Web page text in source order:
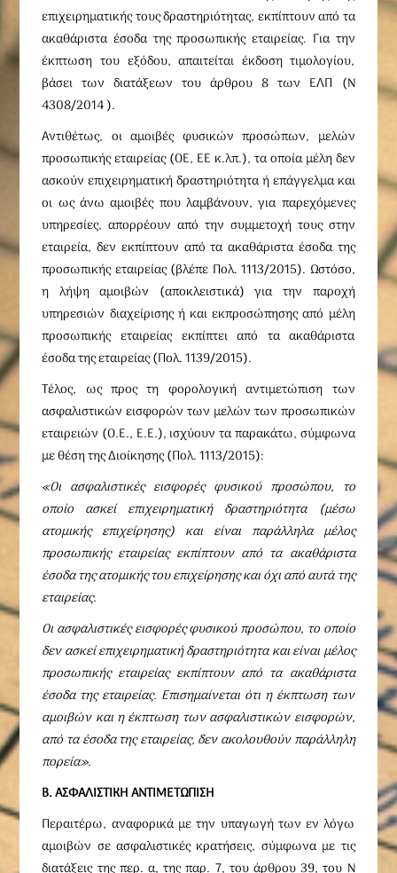
επιχειρηματικής τους δραστηριότητας, εκπίπτουν από τα
ακαθάριστα έσοδα της προσωπικής εταιρείας. Για την
έκπτωση του εξόδου, απαιτείται έκδοση τιμολογίου,
βάσει των διατάξεων του άρθρου 8 των ΕΛΠ (Ν
4308/2014 ).
Αντιθέτως, οι αμοιβές φυσικών προσώπων, μελών
προσωπικής εταιρείας (ΟΕ, ΕΕ κ.λπ.), τα οποία μέλη δεν
ασκούν επιχειρηματική δραστηριότητα ή επάγγελμα και
οι ως άνω αμοιβές που λαμβάνουν, για παρεχόμενες
υπηρεσίες, απορρέουν από την συμμετοχή τους στην
εταιρεία, δεν εκπίπτουν από τα ακαθάριστα έσοδα της
προσωπικής εταιρείας (βλέπε Πολ. 1113/2015). Ωστόσο,
η λήψη αμοιβών (αποκλειστικά) για την παροχή
υπηρεσιών διαχείρισης ή και εκπροσώπησης από μέλη
προσωπικής εταιρείας εκπίπτει από τα ακαθάριστα
έσοδα της εταιρείας (Πολ. 1139/2015).
Τέλος, ως προς τη φορολογική αντιμετώπιση των
ασφαλιστικών εισφορών των μελών των προσωπικών
εταιρειών (Ο.Ε., Ε.Ε.), ισχύουν τα παρακάτω, σύμφωνα
με θέση της Διοίκησης (Πολ. 1113/2015):
«Οι ασφαλιστικές εισφορές φυσικού προσώπου, το
οποίο ασκεί επιχειρηματική δραστηριότητα (μέσω
ατομικής επιχείρησης) και είναι παράλληλα μέλος
προσωπικής εταιρείας εκπίπτουν από τα ακαθάριστα
έσοδα της ατομικής του επιχείρησης και όχι από αυτά της
εταιρείας.
Οι ασφαλιστικές εισφορές φυσικού προσώπου, το οποίο
δεν ασκεί επιχειρηματική δραστηριότητα και είναι μέλος
προσωπικής εταιρείας εκπίπτουν από τα ακαθάριστα
έσοδα της εταιρείας. Επισημαίνεται ότι η έκπτωση των
αμοιβών και η έκπτωση των ασφαλιστικών εισφορών,
από τα έσοδα της εταιρείας, δεν ακολουθούν παράλληλη
πορεία».
Β. ΑΣΦΑΛΙΣΤΙΚΗ ΑΝΤΙΜΕΤΩΠΙΣΗ
Περαιτέρω, αναφορικά με την υπαγωγή των εν λόγω
αμοιβών σε ασφαλιστικές κρατήσεις, σύμφωνα με τις